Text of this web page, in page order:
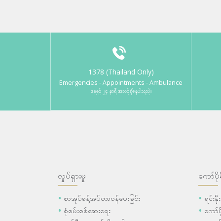
1378 (Thailand Only)
Emergencies - Appointments - Ambulance
နေ့စဉ် ၂၄ နာရီ အသင့်ရှိနေပါသည်။
လှုပ်ရှားမှု
စာအုပ်ခန့်အပ်တာဝန်ပေးခြင်း
စုံစမ်းစစ်ဆေးရေး
ကော်
ရင်း
ကေ